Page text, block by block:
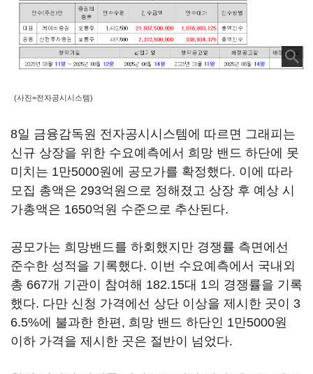
(사진=전자공시시스템)
8일 금융감독원 전자공시시스템에 따르면 그래피는
신규 상장을 위한 수요예측에서 희망 밴드 하단에 못
미치는 1만5000원에 공모가를 확정했다. 이에 따라
모집 총액은 293억원으로 정해졌고 상장 후 예상 시
가총액은 1650억원 수준으로 추산된다.
공모가는 희망밴드를 하회했지만 경쟁률 측면에선
준수한 성적을 기록했다. 이번 수요예측에서 국내외
총 667개 기관이 참여해 182.15대 1의 경쟁률을 기록
했다. 다만 신청 가격에선 상단 이상을 제시한 곳이 3
6.5%에 불과한 한편, 희망 밴드 하단인 1만5000원
이하 가격을 제시한 곳은 절반이 넘었다.